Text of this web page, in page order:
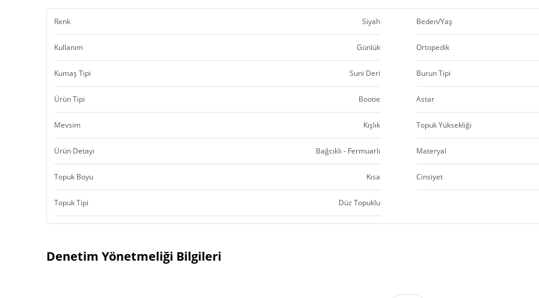
Renk Siyah Beden/Yaş
Kullanım Günlük Ortopedik
Kumaş Tipi Suni Deri Burun Tipi
Ürün Tipi Bootie Astar
Mevsim Kışlık Topuk Yüksekliği
Ürün Detayı Bağcıklı - Fermuarlı Materyal
Topuk Boyu Kısa Cinsiyet
Topuk Tipi Düz Topuklu
Denetim Yönetmeliği Bilgileri